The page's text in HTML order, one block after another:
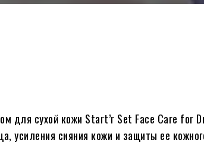
для сухой кожи Start’r Set Face Care for
усиления сияния кожи и защиты ее